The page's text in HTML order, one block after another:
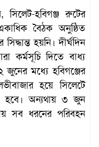
সিলেট-হবিগঞ্জ রুটের
বৈঠক অনুষ্ঠিত
হয়নি। দীর্ঘদিন
কর্মসূচি দিতে বাধ্য
মধ্যে হবিগঞ্জের
হয়ে সিলেটে
হবে। অন্যথায় ৩ জুন
সব ধরনের পরিবহন